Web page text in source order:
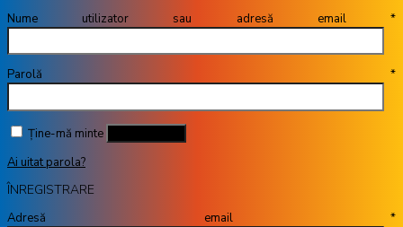
Nume utilizator sau adresă email *
Parolă *
Ține-mă minte
Ai uitat parola?
ÎNREGISTRARE
Adresă email *